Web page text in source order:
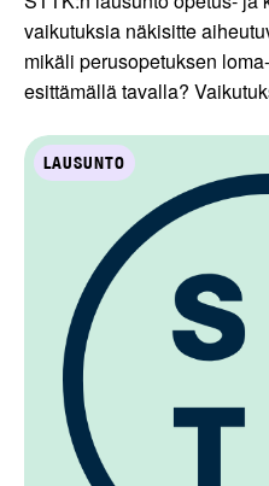
vaikutuksia näkisitte
mikäli perusopetuksen
esittämällä tavalla?
LAUSUNTO